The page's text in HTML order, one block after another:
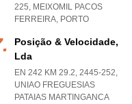
225, MEIXOMIL PACOS
FERREIRA, PORTO
Posição & Velocidade,
Lda
EN 242 KM 29.2, 2445-252,
UNIAO FREGUESIAS
PATAIAS MARTINGANCA